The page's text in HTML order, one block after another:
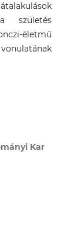
születés
életmű
Kar